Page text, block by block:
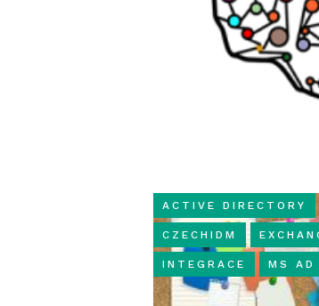
ACTIVE DIRECTORY
CZECHIDM
INTEGRACE MS AD